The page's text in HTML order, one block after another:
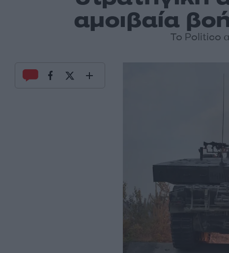
αμοιβαία
Το Politico